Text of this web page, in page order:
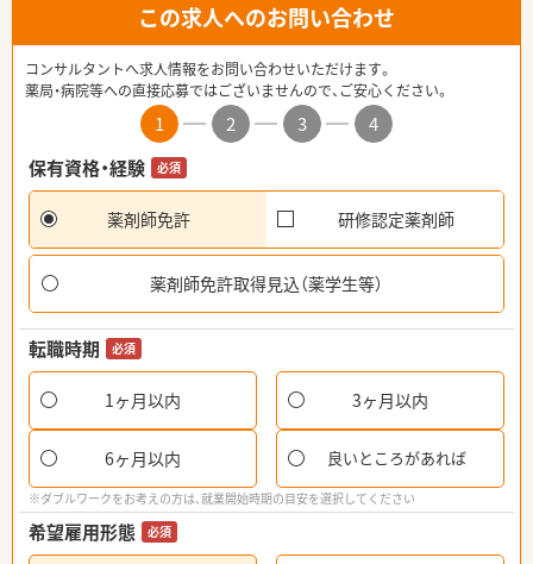
この求人へのお問い合わせ
コンサルタントへ求人情報をお問い合わせいただけます。
薬局・病院等への直接応募ではございませんので、ご安心ください。
1 2 3
4
保有資格・経験
必須
薬剤師免許 研修認定薬剤師
薬剤師免許取得見込（薬学生等）
転職時期 必須
1ヶ月以内 3ヶ月以内
6ヶ月以内 良いところがあれば
※ダブルワークをお考えの方は、就業開始時期の目安を選択してください
希望雇用形態 必須